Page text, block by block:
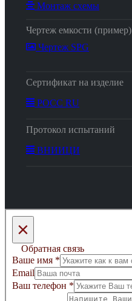
Монтаж схемы
Чертеж емкости (пример)
Чертеж SPG
Сертификат на изделие
РОСС RU
Протокол испытаний
ВНИИЦИ
×
Обратная связь
Ваше имя *
Email
Ваш телефон *